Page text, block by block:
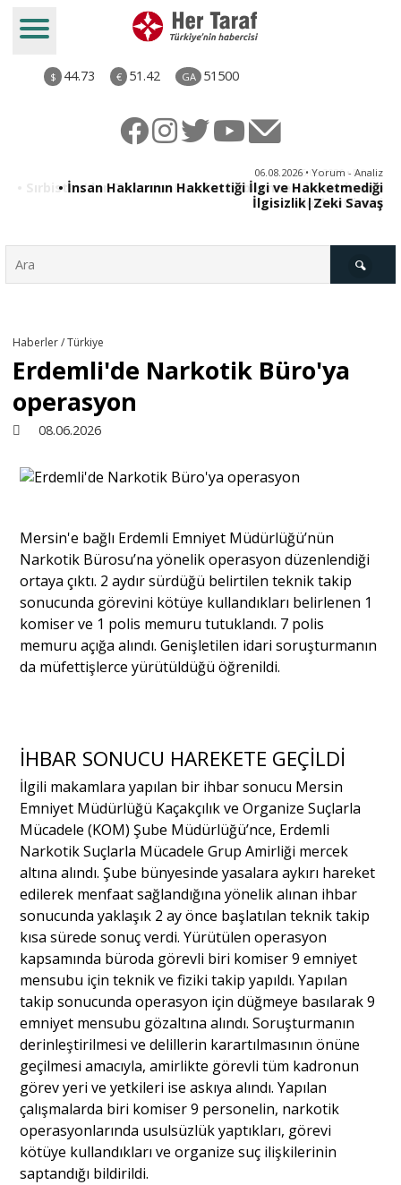
$ 44.73 € 51.42 GA 51500
06.08.2026 • Yorum - Analiz
• İnsan Haklarının Hakkettiği İlgi ve Hakketmediği
İlgisizlik|Zeki Savaş
06.08.2026 • Dünya
• Sırbistan’dan Theodor Herzl’in babaannesi ile dedesine
devlet töreni
Ekonomi
Dünya
Yorum - Analiz
Yazı Dizisi
Portre
Yazarlar
Eğitim
Dosya Haber
Ankara Analiz
Sağlık
Haberler / Türkiye
Erdemli'de Narkotik Büro'ya
operasyon
08.06.2026
Mersin'e bağlı Erdemli Emniyet Müdürlüğü’nün
Narkotik Bürosu’na yönelik operasyon düzenlendiği
ortaya çıktı. 2 aydır sürdüğü belirtilen teknik takip
sonucunda görevini kötüye kullandıkları belirlenen 1
komiser ve 1 polis memuru tutuklandı. ​7 polis
memuru açığa alındı. Genişletilen idari soruşturmanın
da müfettişlerce yürütüldüğü öğrenildi.
İHBAR SONUCU HAREKETE GEÇİLDİ
İlgili makamlara yapılan bir ihbar sonucu ​Mersin
Emniyet Müdürlüğü Kaçakçılık ve Organize Suçlarla
Mücadele (KOM) Şube Müdürlüğü’nce, Erdemli
Narkotik Suçlarla Mücadele Grup Amirliği mercek
altına alındı. Şube bünyesinde yasalara aykırı hareket
edilerek menfaat sağlandığına yönelik alınan ihbar
sonucunda yaklaşık 2 ay önce başlatılan teknik takip
kısa sürede sonuç verdi. Yürütülen operasyon
kapsamında büroda görevli biri komiser 9 emniyet
mensubu için teknik ve fiziki takip yapıldı. Yapılan
takip sonucunda operasyon için düğmeye basılarak 9
emniyet mensubu gözaltına alındı. Soruşturmanın
derinleştirilmesi ve delillerin karartılmasının önüne
geçilmesi amacıyla, amirlikte görevli tüm kadronun
görev yeri ve yetkileri ise askıya alındı. ​Yapılan
çalışmalarda biri komiser 9 personelin, narkotik
operasyonlarında usulsüzlük yaptıkları, görevi
kötüye kullandıkları ve organize suç ilişkilerinin
saptandığı bildirildi.